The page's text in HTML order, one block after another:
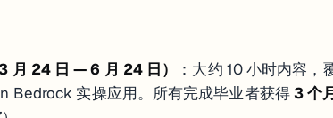
24 日 — 6 月 24 日）
：大约 10 小时内容，
Bedrock 实操应用。所有完成毕业者获得3 个